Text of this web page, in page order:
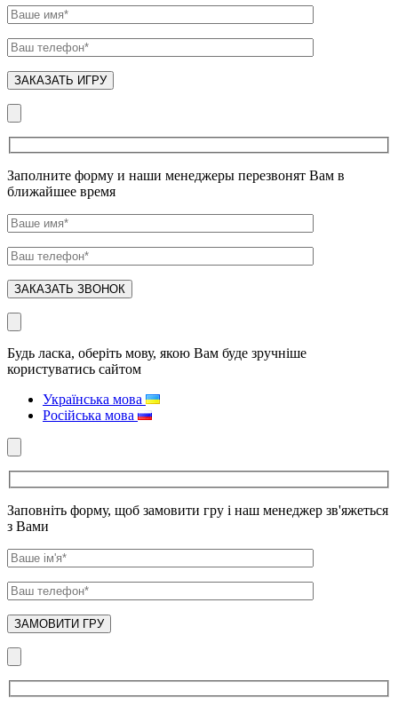
Заполните форму и наши менеджеры перезвонят Вам в
ближайшее время
Будь ласка, оберіть мову, якою Вам буде зручніше
користуватись сайтом
Українська мова
Російська мова
Заповніть форму, щоб замовити гру і наш менеджер зв'яжеться
з Вами